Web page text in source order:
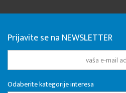
Prijavite se na NEWSLETTER
Odaberite kategorije interesa